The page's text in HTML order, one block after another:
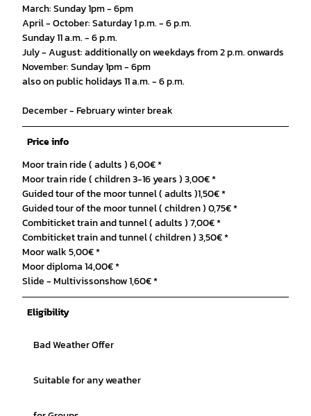
March: Sunday 1pm - 6pm
April - October: Saturday 1 p.m. - 6 p.m.
Sunday 11 a.m. - 6 p.m.
July - August: additionally on weekdays from 2 p.m. onwards
November: Sunday 1pm - 6pm
also on public holidays 11 a.m. - 6 p.m.
December - February winter break
Price info
Moor train ride ( adults ) 6,00€ *
Moor train ride ( children 3-16 years ) 3,00€ *
Guided tour of the moor tunnel ( adults )1,50€ *
Guided tour of the moor tunnel ( children ) 0,75€ *
Combiticket train and tunnel ( adults ) 7,00€ *
Combiticket train and tunnel ( children ) 3,50€ *
Moor walk 5,00€ *
Moor diploma 14,00€ *
Slide - Multivissonshow 1,60€ *
Eligibility
Bad Weather Offer
Suitable for any weather